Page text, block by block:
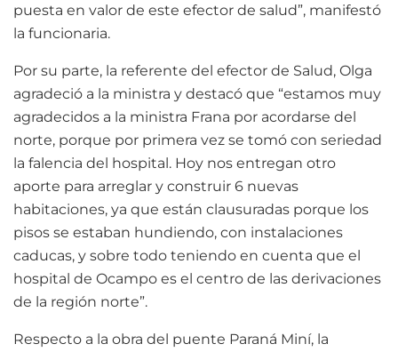
puesta en valor de este efector de salud”, manifestó
la funcionaria.
Por su parte, la referente del efector de Salud, Olga
agradeció a la ministra y destacó que “estamos muy
agradecidos a la ministra Frana por acordarse del
norte, porque por primera vez se tomó con seriedad
la falencia del hospital. Hoy nos entregan otro
aporte para arreglar y construir 6 nuevas
habitaciones, ya que están clausuradas porque los
pisos se estaban hundiendo, con instalaciones
caducas, y sobre todo teniendo en cuenta que el
hospital de Ocampo es el centro de las derivaciones
de la región norte”.
Respecto a la obra del puente Paraná Miní, la